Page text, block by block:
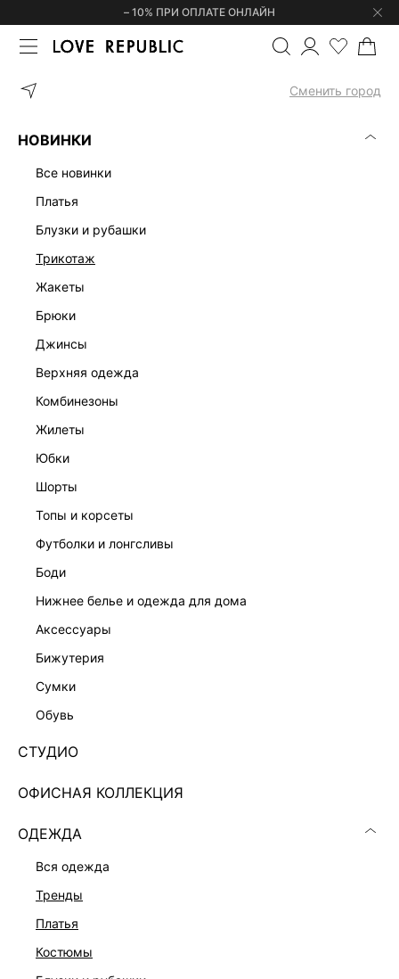
– 10% ПРИ ОПЛАТЕ ОНЛАЙН
Сменить город
НОВИНКИ
все новинки
платья
блузки и рубашки
трикотаж
жакеты
брюки
джинсы
верхняя одежда
комбинезоны
жилеты
юбки
шорты
топы и корсеты
футболки и лонгсливы
боди
нижнее белье и одежда для дома
аксессуары
бижутерия
сумки
обувь
СТУДИО
ОФИСНАЯ КОЛЛЕКЦИЯ
ОДЕЖДА
вся одежда
тренды
платья
костюмы
ГЛАВНАЯ
ДЖИНСЫ ЮБКИ
ДЖИНСЫ BAGGY FIT